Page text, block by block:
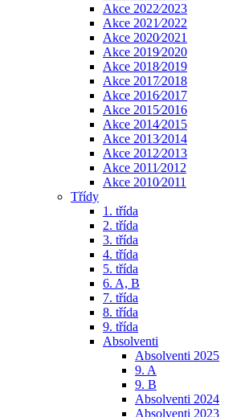
Akce 2022⁄2023
Akce 2021⁄2022
Akce 2020⁄2021
Akce 2019⁄2020
Akce 2018⁄2019
Akce 2017⁄2018
Akce 2016⁄2017
Akce 2015⁄2016
Akce 2014⁄2015
Akce 2013⁄2014
Akce 2012⁄2013
Akce 2011⁄2012
Akce 2010⁄2011
Třídy
1. třída
2. třída
3. třída
4. třída
5. třída
6. A, B
7. třída
8. třída
9. třída
Absolventi
Absolventi 2025
9. A
9. B
Absolventi 2024
Absolventi 2023